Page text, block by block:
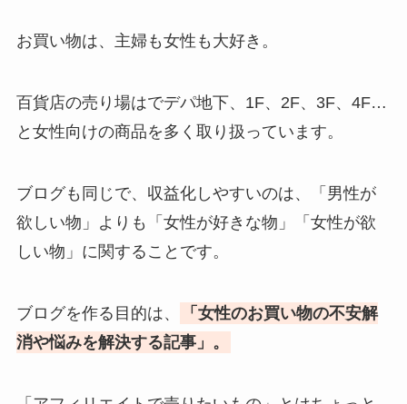
お買い物は、主婦も女性も大好き。
百貨店の売り場はでデパ地下、1F、2F、3F、4F…
と女性向けの商品を多く取り扱っています。
ブログも同じで、収益化しやすいのは、「男性が
欲しい物」よりも「女性が好きな物」「女性が欲
しい物」に関することです。
ブログを作る目的は、
「女性のお買い物の不安解
消や悩みを解決する記事」。